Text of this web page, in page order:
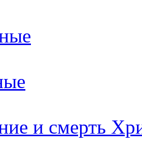
и смерть